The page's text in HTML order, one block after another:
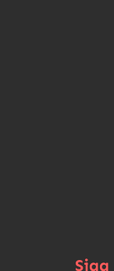
Siga